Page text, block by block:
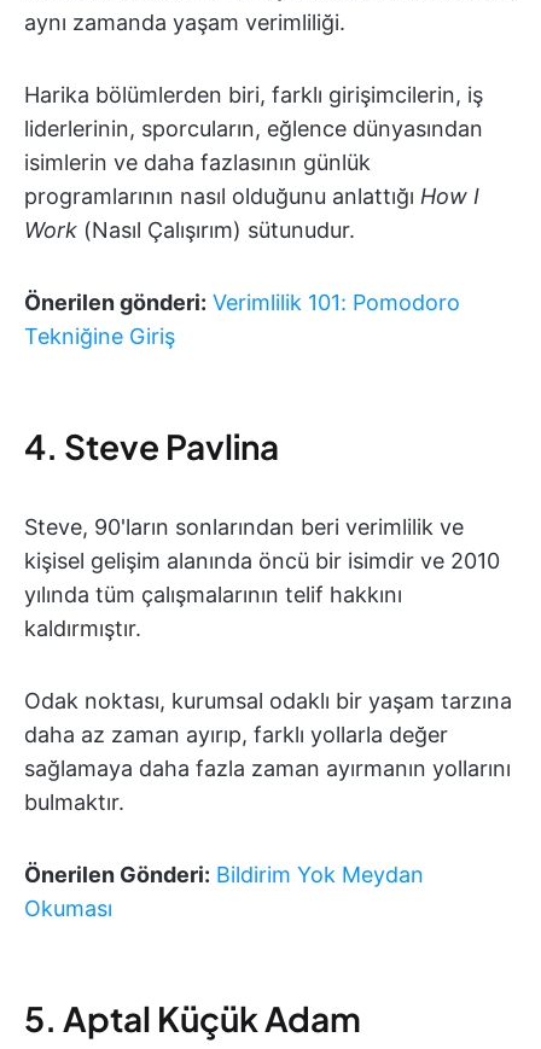
aynı zamanda yaşam verimliliği.
Harika bölümlerden biri, farklı girişimcilerin, iş
liderlerinin, sporcuların, eğlence dünyasından
isimlerin ve daha fazlasının günlük
programlarının nasıl olduğunu anlattığı How I
Work (Nasıl Çalışırım) sütunudur.
Önerilen gönderi: Verimlilik 101: Pomodoro
Tekniğine Giriş
4. Steve Pavlina
Steve, 90'ların sonlarından beri verimlilik ve
kişisel gelişim alanında öncü bir isimdir ve 2010
yılında tüm çalışmalarının telif hakkını
kaldırmıştır.
Odak noktası, kurumsal odaklı bir yaşam tarzına
daha az zaman ayırıp, farklı yollarla değer
sağlamaya daha fazla zaman ayırmanın yollarını
bulmaktır.
Önerilen Gönderi: Bildirim Yok Meydan
Okuması
5. Aptal Küçük Adam